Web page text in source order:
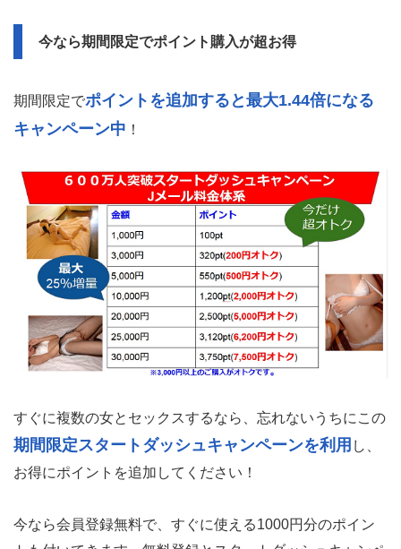
今なら期間限定でポイント購入が超お得
期間限定でポイントを追加すると最大1.44倍になる
キャンペーン中 ！
すぐに複数の女とセックスするなら、忘れないうちにこの
期間限定スタートダッシュキャンペーンを利用 し、
お得にポイントを追加してください！
今なら会員登録無料で、すぐに使える1000円分のポイン